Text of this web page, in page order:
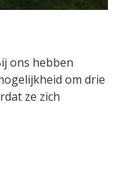
ons hebben
om drie
ze zich